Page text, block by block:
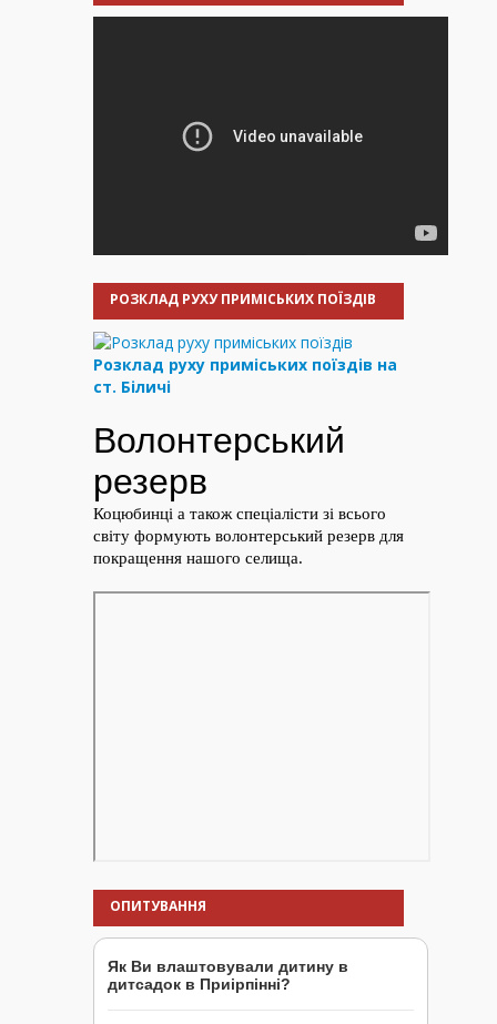
РОЗКЛАД РУХУ ПРИМІСЬКИХ ПОЇЗДІВ
Розклад руху приміських поїздів на
ст. Біличі
ОПИТУВАННЯ
Як Ви влаштовували дитину в
дитсадок в Приірпінні?